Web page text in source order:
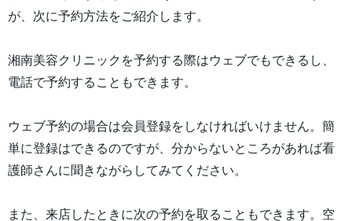
が、次に予約方法をご紹介します。
湘南美容クリニックを予約する際はウェブでもできるし、
電話で予約することもできます。
ウェブ予約の場合は会員登録をしなければいけません。簡
単に登録はできるのですが、分からないところがあれば看
護師さんに聞きながらしてみてください。
また、来店したときに次の予約を取ることもできます。空